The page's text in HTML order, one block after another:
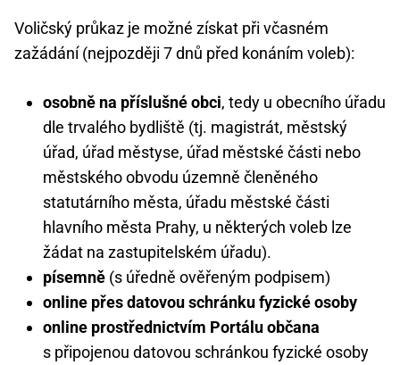
Voličský průkaz je možné získat při včasném
zažádání (nejpozději 7 dnů před konáním voleb):
osobně na příslušné obci, tedy u obecního úřadu
dle trvalého bydliště (tj. magistrát, městský
úřad, úřad městyse, úřad městské části nebo
městského obvodu územně členěného
statutárního města, úřadu městské části
hlavního města Prahy, u některých voleb lze
žádat na zastupitelském úřadu).
písemně (s úředně ověřeným podpisem)
online přes datovou schránku fyzické osoby
online prostřednictvím Portálu občana
s připojenou datovou schránkou fyzické osoby